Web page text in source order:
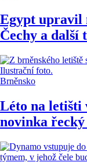
Egypt upravil
Čechy a
Brněnsko
Léto na letišti
novinka